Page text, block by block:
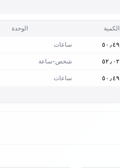
الكمية الوحدة
٥٠٫٤٩ ساعات
٥٢٫٠٢ شخص-ساعة
٥٠٫٤٩ ساعات